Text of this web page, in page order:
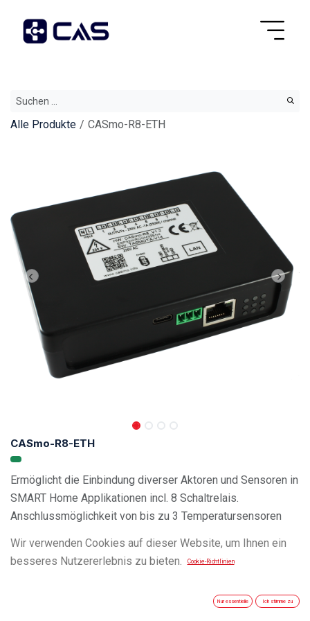
Alle Produkte CASmo-R8-ETH
CASmo-R8-ETH
Ermöglicht die Einbindung diverser Aktoren und Sensoren in
SMART Home Applikationen incl. 8 Schaltrelais.
Anschlussmöglichkeit von bis zu 3 Temperatursensoren
matter und anderen. Incl. LAN (Ethernet) Anschluss.
Wir verwenden Cookies auf dieser Website, um Ihnen ein
besseres Nutzererlebnis zu bieten.
Cookie-Richtlinien
Nur essentielle Ich stimme zu